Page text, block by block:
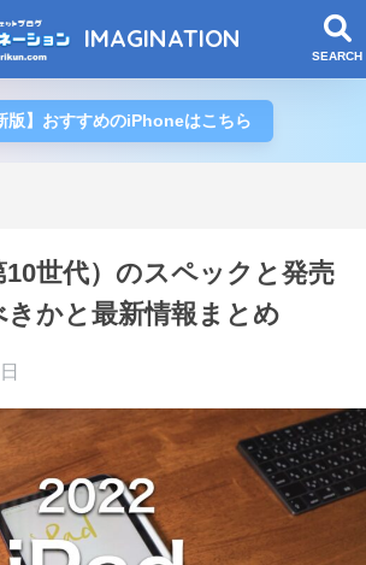
IMAGINATION
版】おすすめのiPhoneはこちら
世代）のスペックと発売
きかと最新情報まとめ